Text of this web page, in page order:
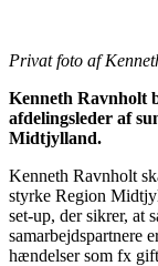
Privat foto af
Kenneth Ravnholt
afdelingsleder af
Midtjylland.
Kenneth Ravnholt
styrke Region
set-up, der sikrer, at
samarbejdspartnere
hændelser som fx